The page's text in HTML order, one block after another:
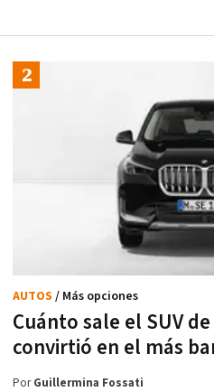
Cuánto sale el SUV
convirtió en el más
AUTOS / Más opciones
PorGuillermina Fossati